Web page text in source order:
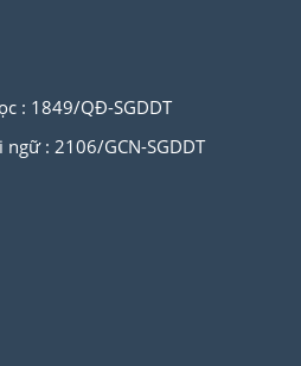
: 1849/QĐ-SGDDT
: 2106/GCN-SGDDT